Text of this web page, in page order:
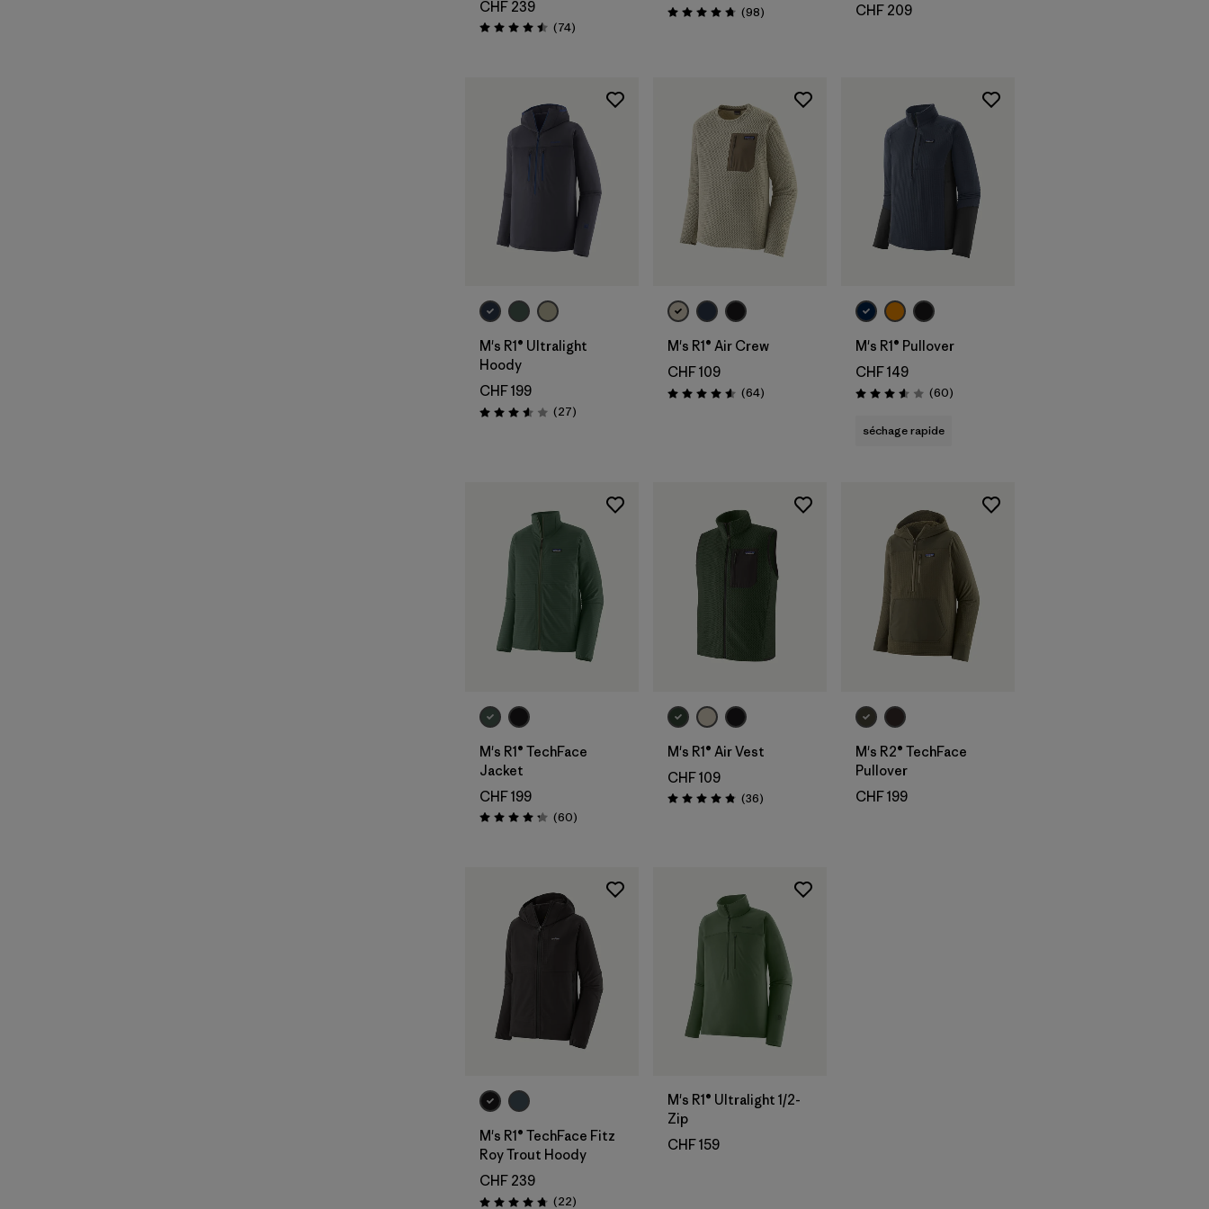
CHF 239
Évaluation: 4.5 / 5
(74Avis
)
Évaluation: 4.8 / 5
(98Avis
)
CHF 209
M's R1® Ultralight
Hoody
CHF 199
Évaluation: 3.6 / 5
(27Avis
)
M's R1® Air Crew
CHF 109
Évaluation: 4.6 / 5
(64Avis
)
M's R1® Pullover
CHF 149
Évaluation: 3.6 / 5
(60Avis
)
séchage rapide
M's R1® TechFace
Jacket
CHF 199
Évaluation: 4.2 / 5
(60Avis
)
M's R1® Air Vest
CHF 109
Évaluation: 4.9 / 5
(36Avis
)
M's R2® TechFace
Pullover
CHF 199
M's R1® TechFace Fitz
Roy Trout Hoody
CHF 239
(22Avis
)
M's R1® Ultralight 1/2-
Zip
CHF 159